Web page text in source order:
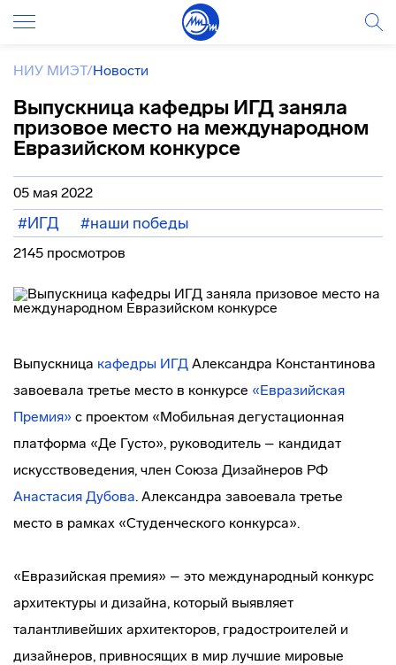
НИУ МИЭТ/Новости
Выпускница кафедры ИГД заняла
призовое место на международном
Евразийском конкурсе
05 мая 2022
#ИГД #наши победы
2145 просмотров
Выпускница кафедры ИГД Александра Константинова
завоевала третье место в конкурсе «Евразийская
Премия» с проектом «Мобильная дегустационная
платформа «Де Густо», руководитель – кандидат
искусствоведения, член Союза Дизайнеров РФ
Анастасия Дубова. Александра завоевала третье
место в рамках «Студенческого конкурса».
«Евразийская премия» – это международный конкурс
архитектуры и дизайна, который выявляет
талантливейших архитекторов, градостроителей и
дизайнеров, привносящих в мир лучшие мировые